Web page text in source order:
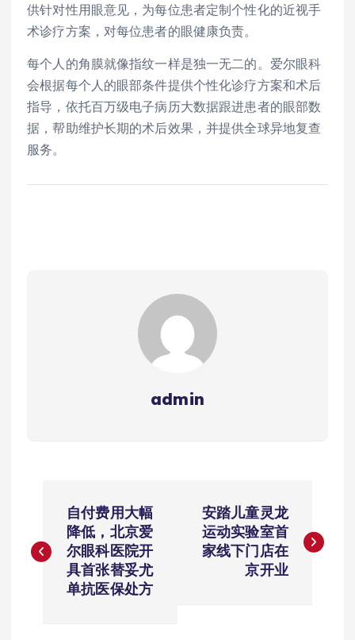
供针对性用眼意见，为每位患者定制个性化的近视手
术诊疗方案，对每位患者的眼健康负责。
每个人的角膜就像指纹一样是独一无二的。爱尔眼科
会根据每个人的眼部条件提供个性化诊疗方案和术后
指导，依托百万级电子病历大数据跟进患者的眼部数
据，帮助维护长期的术后效果，并提供全球异地复查
服务。
admin
章
自付费用大幅
降低，北京爱
尔眼科医院开
具首张替妥尤
单抗医保处方
安踏儿童灵龙
运动实验室首
家线下门店在
京开业